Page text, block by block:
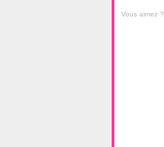
Vous aimez ?